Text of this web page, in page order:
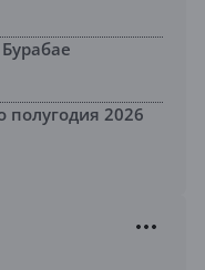
полугодия 2026